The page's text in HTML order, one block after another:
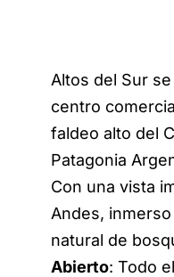
Altos del Sur
centro
faldeo alto del
Patagonia
Con una vista
Andes,
natural de
Abierto: Todo